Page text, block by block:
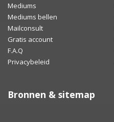
Mediums
Mediums bellen
Mailconsult
Gratis account
F.A.Q
Privacybeleid
Bronnen & sitemap